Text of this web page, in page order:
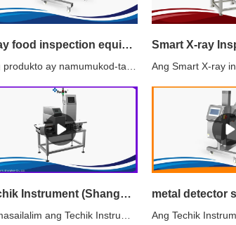
x ray food inspection equipment sa Wholesale Prices | Techik Instrument (Shanghai) Co., Ltd.
Techik Instrument (Shanghai) Co., Ltd. | karaniwang pabrika ng makinang pag-uuri ng beans